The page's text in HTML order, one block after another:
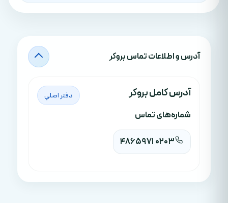
آدرس‌ و اطلاعات تماس بروکر
آدرس کامل بروکر دفتر اصلي
شماره‌های تماس
0203 971 4865